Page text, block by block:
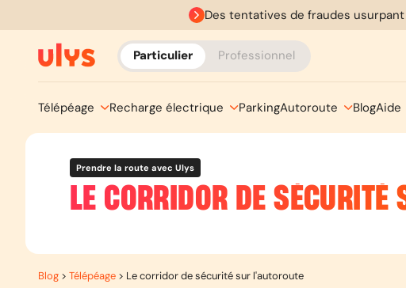
Des tentatives de fraudes
Particulier Professionnel
Télépéage Recharge électrique ParkingAutoroute BlogAide
Prendre la route avec Ulys
LE CORRIDOR DE SÉCURITÉ
Blog > Télépéage > Le corridor de sécurité sur l'autoroute